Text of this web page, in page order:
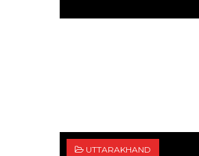
UTTARAKHAND